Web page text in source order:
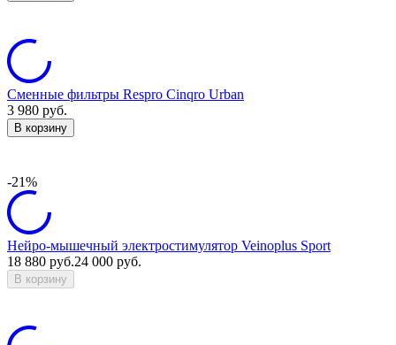
Сменные фильтры Respro Cinqro Urban
3 980 руб.
В корзину
-21%
Нейро-мышечный электростимулятор Veinoplus Sport
18 880 руб.24 000 руб.
В корзину